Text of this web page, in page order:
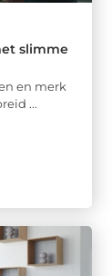
slimme
en merk
...